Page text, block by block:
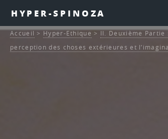
HYPER-SPINOZA
Accueil > Hyper-Ethique > II. Deuxième Partie
perception des choses extérieures et